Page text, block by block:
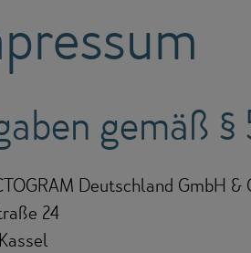
gemäß §
Deutschland GmbH &
24